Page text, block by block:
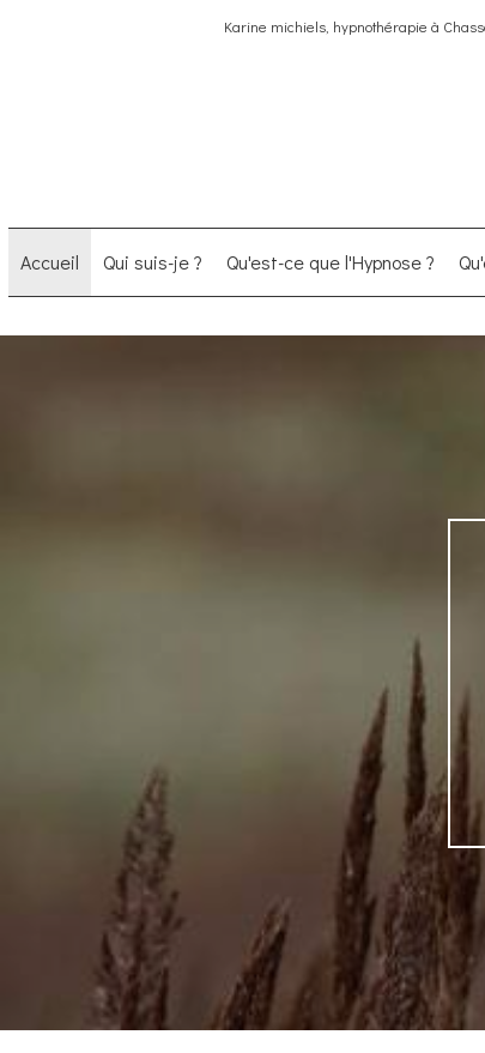
Karine michiels, hypnothérapie à
Accueil Qui suis-je ? Qu'est-ce que l'Hypnose ?